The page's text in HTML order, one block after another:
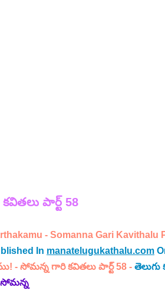
కవితలు పార్ట్ 58
- Somanna Gari Kavithalu
In manatelugukathalu.com
- సోమన్న గారి కవితలు పార్ట్ 58 - తెలుగు